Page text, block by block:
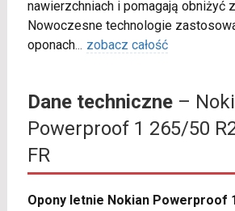
nawierzchniach i pomagają obniżyć
Nowoczesne technologie
oponach... zobacz całość
Dane techniczne–
Powerproof 1 265/50
FR
Opony letnie Nokian Powerproof